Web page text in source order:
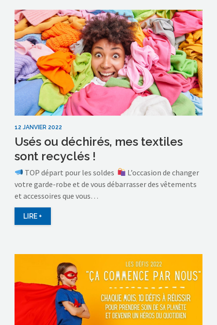
12 JANVIER 2022
Usés ou déchirés, mes textiles
sont recyclés !
TOP départ pour les soldes
L’occasion de changer
votre garde-robe et de vous débarrasser des vêtements
et accessoires que vous…
LIRE +